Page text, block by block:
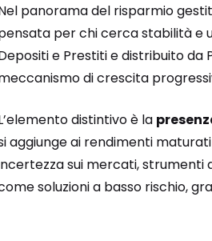
panorama del risparmio
per chi cerca stabilità e
e Prestiti e distribuito da
di crescita
distintivo è la
aggiunge ai rendimenti
sui mercati, strumenti
soluzioni a basso rischio,